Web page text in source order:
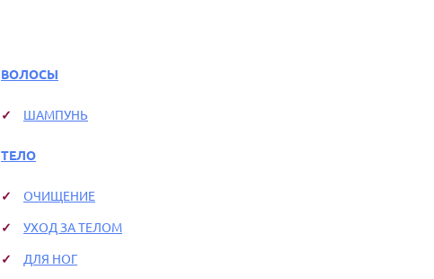
ВОЛОСЫ
ШАМПУНЬ
ТЕЛО
ОЧИЩЕНИЕ
УХОД ЗА ТЕЛОМ
ДЛЯ НОГ